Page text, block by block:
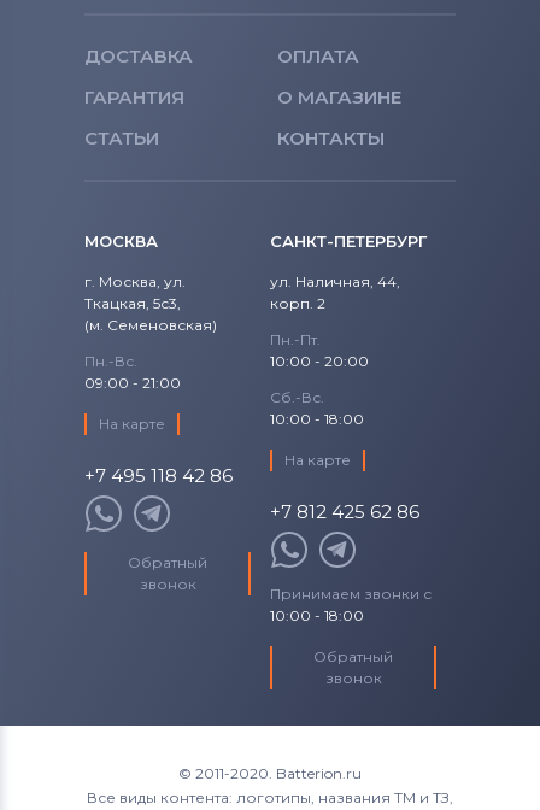
ДОСТАВКА
ОПЛАТА
ГАРАНТИЯ
О МАГАЗИНЕ
СТАТЬИ
КОНТАКТЫ
МОСКВА
г. Москва, ул.
Ткацкая, 5с3,
(м. Семеновская)
Пн.-Вс.
09:00 - 21:00
На карте
+7 495 118 42 86
Обратный
звонок
САНКТ-ПЕТЕРБУРГ
ул. Наличная, 44,
корп. 2
Пн.-Пт.
10:00 - 20:00
Сб.-Вс.
10:00 - 18:00
На карте
+7 812 425 62 86
Принимаем звонки с
10:00 - 18:00
Обратный
звонок
© 2011-2020. Batterion.ru
Все виды контента: логотипы, названия ТМ и ТЗ,